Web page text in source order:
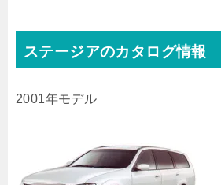
ステージアのカタログ情報
2001年モデル